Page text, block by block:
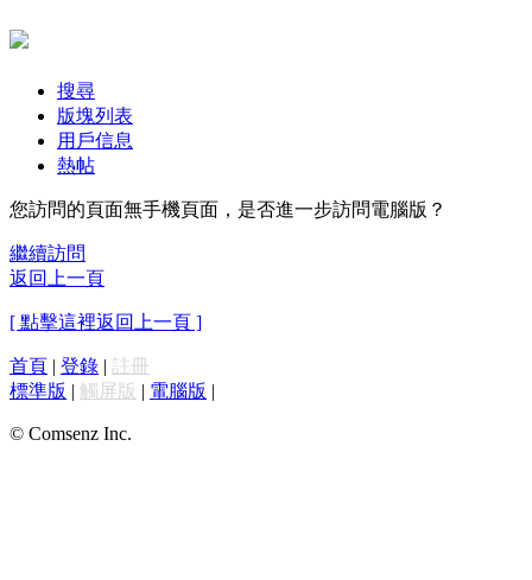
搜尋
版塊列表
用戶信息
熱帖
您訪問的頁面無手機頁面，是否進一步訪問電腦版？
繼續訪問
返回上一頁
[ 點擊這裡返回上一頁 ]
首頁 | 登錄 | 註冊
標準版 | 觸屏版 | 電腦版 |
© Comsenz Inc.